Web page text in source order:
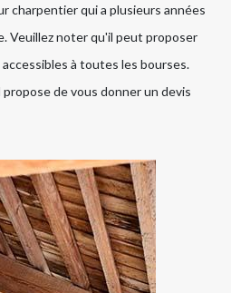
charpentier qui a plusieurs années
Veuillez noter qu'il peut proposer
à toutes les bourses.
de vous donner un devis